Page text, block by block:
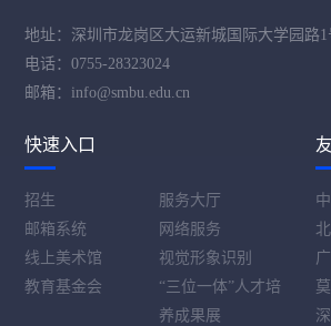
地址：深圳市龙岗区大运新城国际大学园路1
电话：0755-28323024
邮箱：info@smbu.edu.cn
快速入口
招生
服务大厅
邮箱系统
网络服务
线上美术馆
视觉形象识别
教育基金会
“三位一体”人才培
养成果展